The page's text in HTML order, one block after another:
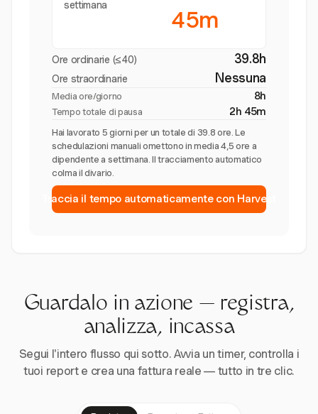
settimana
45m
Ore ordinarie (≤40) 39.8h
Ore straordinarie Nessuna
Media ore/giorno 8h
Tempo totale di pausa 2h 45m
Hai lavorato 5 giorni per un totale di 39.8 ore. Le
schedulazioni manuali omettono in media 4,5 ore a
dipendente a settimana. Il tracciamento automatico
colma il divario.
Traccia il tempo automaticamente con Harvest
Guardalo in azione — registra,
analizza, incassa
Segui l'intero flusso qui sotto. Avvia un timer, controlla i
tuoi report e crea una fattura reale — tutto in tre clic.